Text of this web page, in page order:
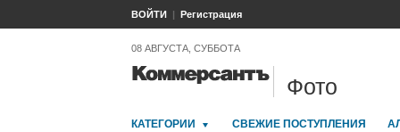
ВОЙТИ Регистрация
08 АВГУСТА, СУББОТА
Фото
КАТЕГОРИИ СВЕЖИЕ ПОСТУПЛЕНИЯ